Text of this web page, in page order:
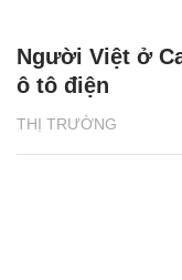
THỊ TRƯỜNG
Người Việt ở
ô tô điện